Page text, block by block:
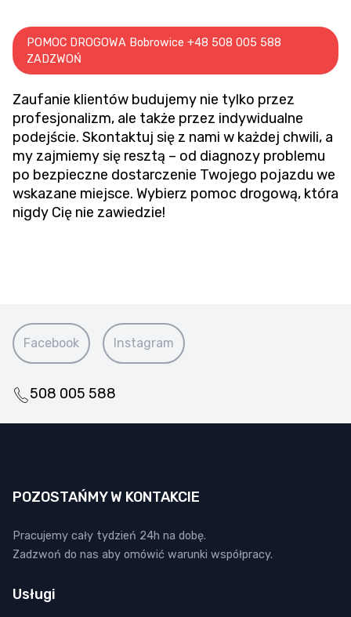
POMOC DROGOWA Bobrowice +48 508 005 588
ZADZWOŃ
Zaufanie klientów budujemy nie tylko przez
profesjonalizm, ale także przez indywidualne
podejście. Skontaktuj się z nami w każdej chwili, a
my zajmiemy się resztą – od diagnozy problemu
po bezpieczne dostarczenie Twojego pojazdu we
wskazane miejsce. Wybierz pomoc drogową, która
nigdy Cię nie zawiedzie!
Facebook Instagram
508 005 588
POZOSTAŃMY W KONTAKCIE
Pracujemy cały tydzień 24h na dobę.
Zadzwoń do nas aby omówić warunki współpracy.
Usługi